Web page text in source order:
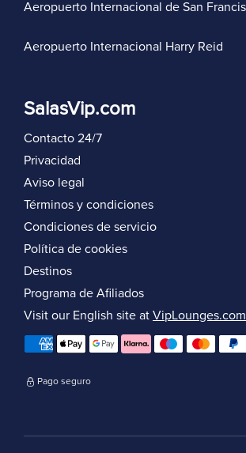
Aeropuerto Internacional de San
Aeropuerto Internacional Harry Reid
SalasVip.com
Contacto 24/7
Privacidad
Aviso legal
Términos y condiciones
Condiciones de servicio
Política de cookies
Destinos
Programa de Afiliados
Visit our English site at VipLounges.com
Pago seguro